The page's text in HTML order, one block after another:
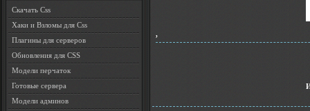
Скачать Css
Хаки и Взломы для Css
Плагины для серверов
Обновления для CSS
Модели перчаток
Готовые сервера
Модели админов
,